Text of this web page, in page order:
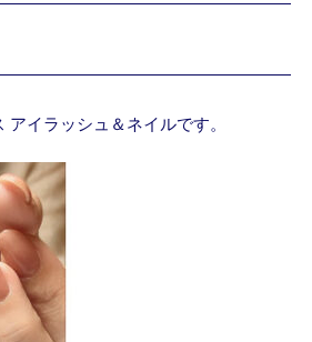
イラッシュ＆ネイルです。